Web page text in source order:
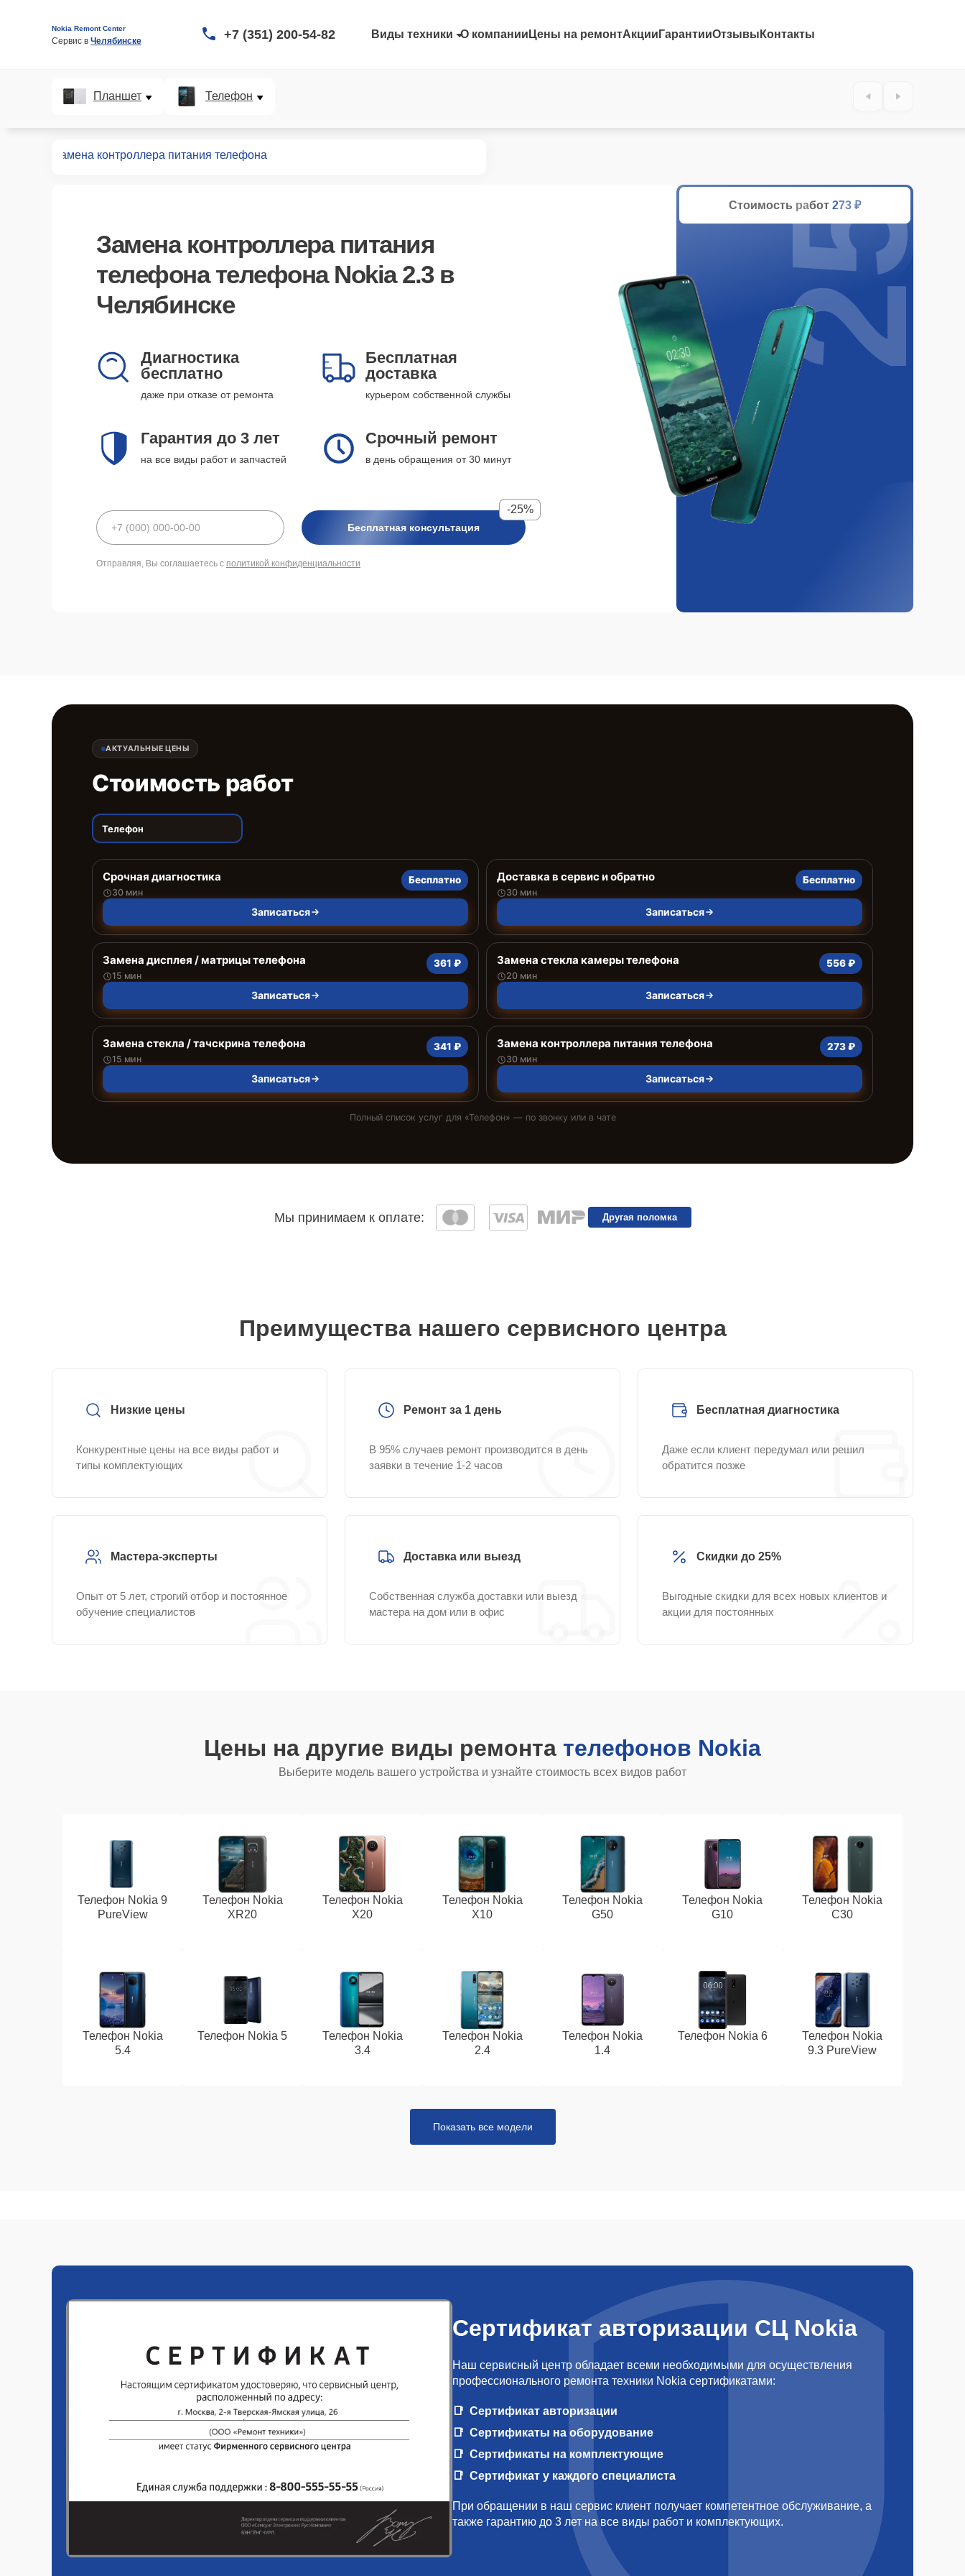
Nokia Remont Center
Сервис в Челябинске +7 (351) 200-54-82 Виды техники О компании Цены на ремонтАкции ГарантииОтзывы Контакты
Планшет Телефон
Замена контроллера питания телефона
Замена контроллера питания
телефона телефона Nokia 2.3 в
Челябинске
Диагностика
бесплатно
даже при отказе от ремонта
Бесплатная
доставка
курьером собственной службы
Гарантия до 3 лет
на все виды работ и запчастей
Срочный ремонт
в день обращения от 30 минут
Бесплатная консультация
-25%
Отправляя, Вы соглашаетесь с политикой конфиденциальности
Стоимость работ 273 ₽
25%
АКТУАЛЬНЫЕ ЦЕНЫ
Стоимость работ
Телефон
Срочная диагностика
30 мин
Бесплатно
Записаться
Доставка в сервис и обратно
30 мин
Бесплатно
Записаться
Замена дисплея / матрицы телефона
15 мин
361 ₽
Записаться
Замена стекла камеры телефона
20 мин
556 ₽
Записаться
Замена стекла / тачскрина телефона
15 мин
341 ₽
Записаться
Замена контроллера питания телефона
30 мин
273 ₽
Записаться
Полный список услуг для «Телефон» — по звонку или в чате
Мы принимаем к оплате: Другая поломка
Преимущества нашего сервисного центра
Низкие цены
Конкурентные цены на все виды работ и
типы комплектующих
Ремонт за 1 день
В 95% случаев ремонт производится в день
заявки в течение 1-2 часов
Бесплатная диагностика
Даже если клиент передумал или решил
обратится позже
Мастера-эксперты
Опыт от 5 лет, строгий отбор и постоянное
обучение специалистов
Доставка или выезд
Собственная служба доставки или выезд
мастера на дом или в офис
Скидки до 25%
Выгодные скидки для всех новых клиентов и
акции для постоянных
Цены на другие виды ремонта телефонов Nokia
Выберите модель вашего устройства и узнайте стоимость всех видов работ
Телефон Nokia 9
PureView
Телефон Nokia
XR20
Телефон Nokia
X20
Телефон Nokia
X10
Телефон Nokia
G50
Телефон Nokia
G10
Телефон Nokia
C30
Телефон Nokia
5.4
Телефон Nokia 5
Телефон Nokia
3.4
Телефон Nokia
2.4
Телефон Nokia
1.4
Телефон Nokia 6
Телефон Nokia
9.3 PureView
Показать все модели
Сертификат авторизации СЦ Nokia
Наш сервисный центр обладает всеми необходимыми для осуществления
профессионального ремонта техники Nokia сертификатами:
Сертификат авторизации
Сертификаты на оборудование
Сертификаты на комплектующие
Сертификат у каждого специалиста
При обращении в наш сервис клиент получает компетентное обслуживание, а
также гарантию до 3 лет на все виды работ и комплектующих.